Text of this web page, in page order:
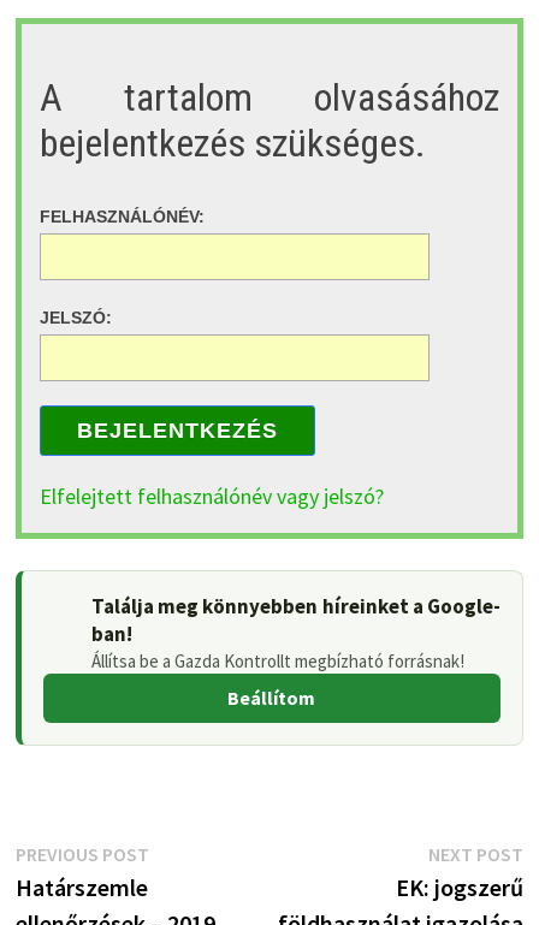
A tartalom olvasásához
bejelentkezés szükséges.
FELHASZNÁLÓNÉV:
JELSZÓ:
BEJELENTKEZÉS
Elfelejtett felhasználónév vagy jelszó?
Találja meg könnyebben híreinket a Google-
ban!
Állítsa be a Gazda Kontrollt megbízható forrásnak!
Beállítom
Bejegyzés
navigáció
PREVIOUS POSTPrevious
post:
Határszemle
NEXT POST
EK: jogszerű